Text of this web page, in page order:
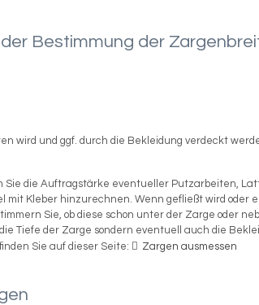
Bestimmung der
wird und ggf. durch die Bekleidung verdeckt
Sie die Auftragstärke eventueller Putzarbeiten,
mit Kleber hinzurechnen. Wenn gefließt wird oder
Sie, ob diese schon unter der Zarge oder
Tiefe der Zarge sondern eventuell auch die
Sie auf dieser Seite:
Zargen ausmessen